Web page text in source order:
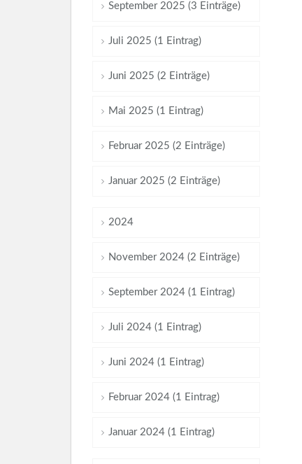
September 2025 (3 Einträge)
Juli 2025 (1 Eintrag)
Juni 2025 (2 Einträge)
Mai 2025 (1 Eintrag)
Februar 2025 (2 Einträge)
Januar 2025 (2 Einträge)
2024
November 2024 (2 Einträge)
September 2024 (1 Eintrag)
Juli 2024 (1 Eintrag)
Juni 2024 (1 Eintrag)
Februar 2024 (1 Eintrag)
Januar 2024 (1 Eintrag)